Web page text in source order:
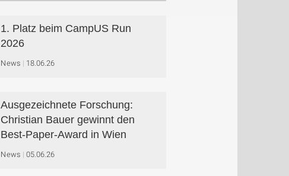
1. Platz beim CampUS Run
2026
News 18.06.26
Ausgezeichnete Forschung:
Christian Bauer gewinnt den
Best-Paper-Award in Wien
News 05.06.26